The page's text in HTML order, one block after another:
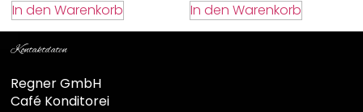
In den Warenkorb In den Warenkorb
Kontaktdaten
Regner GmbH
Café Konditorei